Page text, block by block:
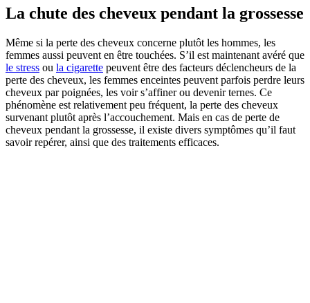
La chute des cheveux pendant la grossesse
Même si la perte des cheveux concerne plutôt les hommes, les
femmes aussi peuvent en être touchées. S’il est maintenant avéré que
le stress ou la cigarette peuvent être des facteurs déclencheurs de la
perte des cheveux, les femmes enceintes peuvent parfois perdre leurs
cheveux par poignées, les voir s’affiner ou devenir ternes. Ce
phénomène est relativement peu fréquent, la perte des cheveux
survenant plutôt après l’accouchement. Mais en cas de perte de
cheveux pendant la grossesse, il existe divers symptômes qu’il faut
savoir repérer, ainsi que des traitements efficaces.